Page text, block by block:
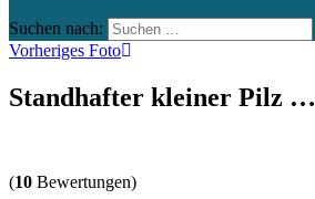
Suchen nach:
Vorheriges Foto
Standhafter kleiner Pilz …
(10 Bewertungen)